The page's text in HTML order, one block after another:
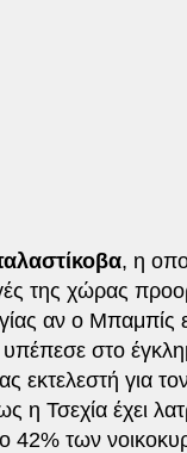
, η
της χώρας
αν ο Μπαμπίς
στο
εκτελεστή για
η Τσεχία έχει
42% των